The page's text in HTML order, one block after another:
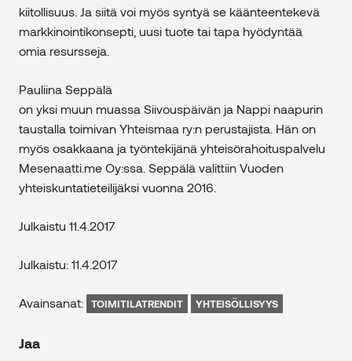
kiitollisuus. Ja siitä voi myös syntyä se käänteentekevä
markkinointikonsepti, uusi tuote tai tapa hyödyntää
omia resursseja.
Pauliina Seppälä
on yksi muun muassa Siivouspäivän ja Nappi naapurin
taustalla toimivan Yhteismaa ry:n perustajista. Hän on
myös osakkaana ja työntekijänä yhteisörahoituspalvelu
Mesenaatti.me Oy:ssa. Seppälä valittiin Vuoden
yhteiskuntatieteilijäksi vuonna 2016.
Julkaistu 11.4.2017
Julkaistu: 11.4.2017
Avainsanat: TOIMITILATRENDIT YHTEISÖLLISYYS
Jaa